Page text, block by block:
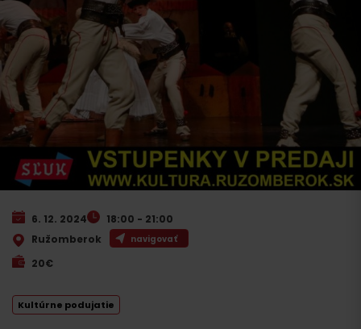
6. 12. 2024
18:00 - 21:00
Ružomberok
navigovať
20€
Kultúrne podujatie